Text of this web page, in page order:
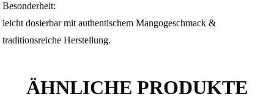
Besonderheit:
leicht dosierbar mit authentischem Mangogeschmack &
traditionsreiche Herstellung.
ÄHNLICHE PRODUKTE